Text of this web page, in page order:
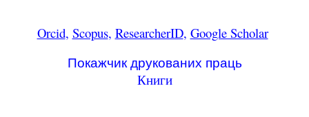
Orcid, Scopus, ResearcherID, Google Scholar
Покажчик друкованих праць
Книги